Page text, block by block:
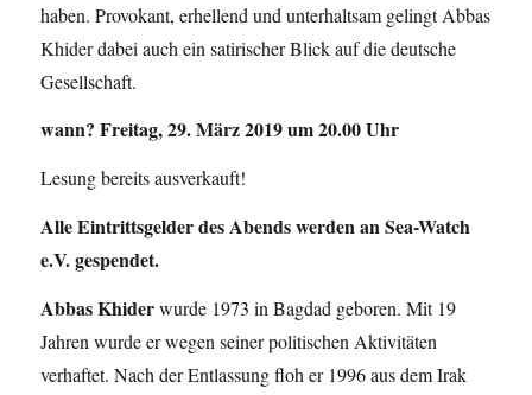
haben. Provokant, erhellend und unterhaltsam gelingt Abbas
Khider dabei auch ein satirischer Blick auf die deutsche
Gesellschaft.
wann? Freitag, 29. März 2019 um 20.00 Uhr
Lesung bereits ausverkauft!
Alle Eintrittsgelder des Abends werden an Sea-Watch
e.V. gespendet.
Abbas Khiderwurde 1973 in Bagdad geboren. Mit 19
Jahren wurde er wegen seiner politischen Aktivitäten
verhaftet. Nach der Entlassung floh er 1996 aus dem Irak